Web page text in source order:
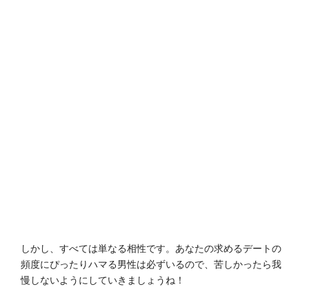
しかし、すべては単なる相性です。あなたの求めるデートの
頻度にぴったりハマる男性は必ずいるので、苦しかったら我
慢しないようにしていきましょうね！